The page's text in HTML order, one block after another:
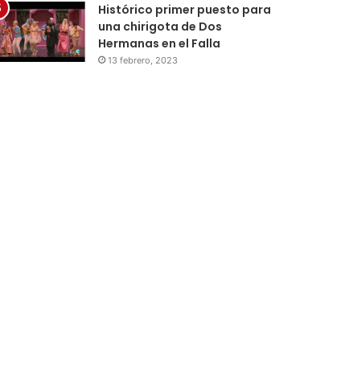
Histórico primer puesto para
una chirigota de Dos
Hermanas en el Falla
13 febrero, 2023